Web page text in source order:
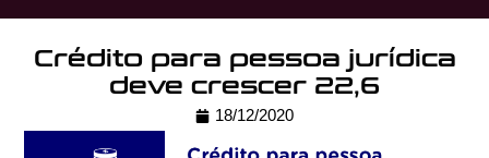
Crédito para pessoa jurídica
deve crescer 22,6
18/12/2020